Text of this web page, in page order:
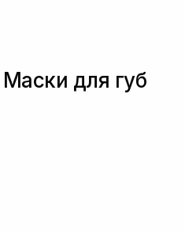
Маски для губ